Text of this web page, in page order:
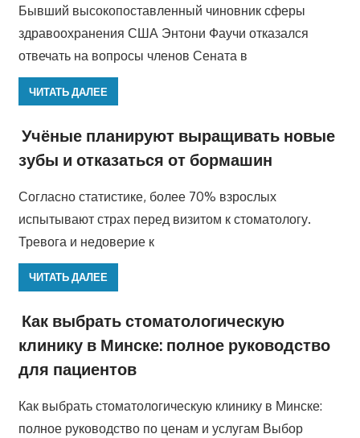
Бывший высокопоставленный чиновник сферы
здравоохранения США Энтони Фаучи отказался
отвечать на вопросы членов Сената в
ЧИТАТЬ ДАЛЕЕ
Учёные планируют выращивать новые
зубы и отказаться от бормашин
Согласно статистике, более 70% взрослых
испытывают страх перед визитом к стоматологу.
Тревога и недоверие к
ЧИТАТЬ ДАЛЕЕ
Как выбрать стоматологическую
клинику в Минске: полное руководство
для пациентов
Как выбрать стоматологическую клинику в Минске:
полное руководство по ценам и услугам Выбор